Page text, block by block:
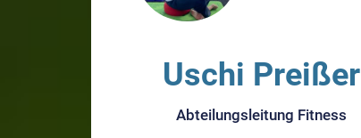
Uschi Preißer
Abteilungsleitung Fitness